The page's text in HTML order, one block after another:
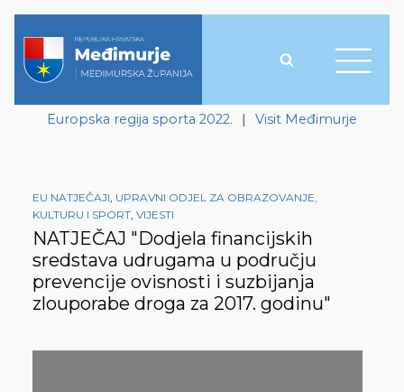
Europska regija sporta 2022. | Visit Međimurje
EU NATJEČAJI, UPRAVNI ODJEL ZA OBRAZOVANJE,
KULTURU I SPORT, VIJESTI
NATJEČAJ "Dodjela financijskih
sredstava udrugama u području
prevencije ovisnosti i suzbijanja
zlouporabe droga za 2017. godinu"